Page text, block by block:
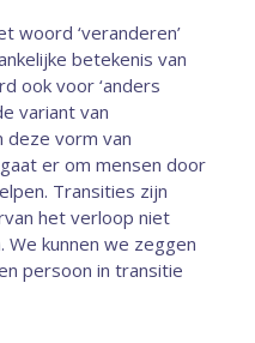
woord ‘veranderen’
betekenis van
ook voor ‘anders
variant van
deze vorm van
er om mensen door
Transities zijn
het verloop niet
kunnen we zeggen
persoon in transitie